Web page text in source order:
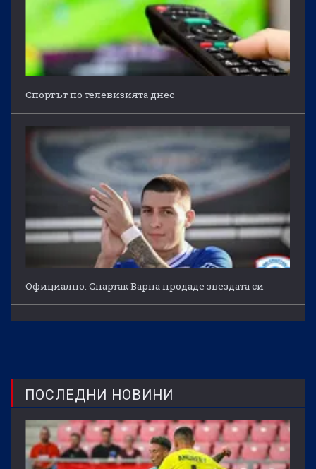
Спортът по телевизията днес
Официално: Спартак Варна продаде звездата си
ПОСЛЕДНИ НОВИНИ